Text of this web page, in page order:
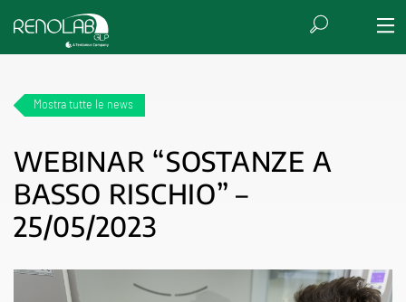
Mostra tutte le news
WEBINAR “SOSTANZE A
BASSO RISCHIO” –
25/05/2023